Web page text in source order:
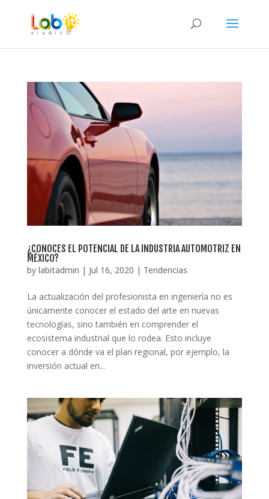
¿CONOCES EL POTENCIAL DE LA INDUSTRIA AUTOMOTRIZ EN
MÉXICO?
by labitadmin | Jul 16, 2020 | Tendencias
La actualización del profesionista en ingeniería no es
únicamente conocer el estado del arte en nuevas
tecnologías, sino también en comprender el
ecosistema industrial que lo rodea. Esto incluye
conocer a dónde va el plan regional, por ejemplo, la
inversión actual en...